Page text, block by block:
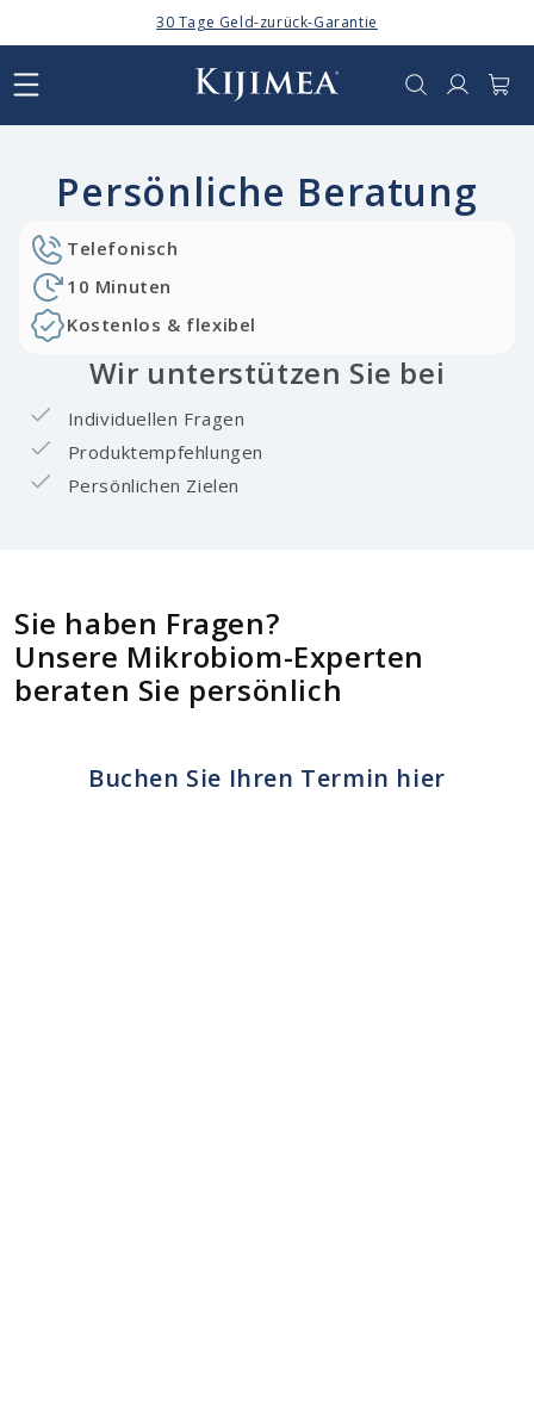
Inhalt
30 Tage Geld-zurück-Garantie
Anmelden
Persönliche Beratung
Telefonisch
10 Minuten
Kostenlos & flexibel
Wir unterstützen Sie bei
Individuellen Fragen
Produktempfehlungen
Persönlichen Zielen
Sie haben Fragen?
Unsere Mikrobiom-Experten
beraten Sie persönlich
Buchen Sie Ihren Termin hier